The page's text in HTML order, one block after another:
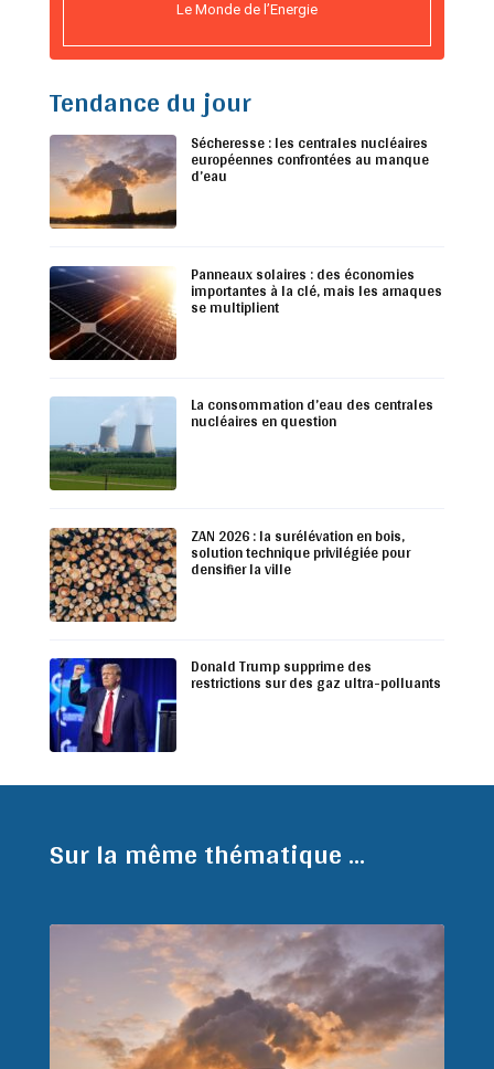
Le Monde de l’Energie
Tendance du jour
Sécheresse : les centrales nucléaires
européennes confrontées au manque
d’eau
Panneaux solaires : des économies
importantes à la clé, mais les arnaques
se multiplient
La consommation d’eau des centrales
nucléaires en question
ZAN 2026 : la surélévation en bois,
solution technique privilégiée pour
densifier la ville
Donald Trump supprime des
restrictions sur des gaz ultra-polluants
Sur la même thématique ...